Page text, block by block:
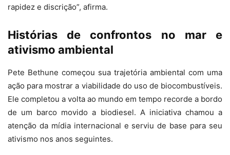
rapidez e discrição”, afirma.
Histórias de confrontos no mar e
ativismo ambiental
Pete Bethune começou sua trajetória ambiental com uma
ação para mostrar a viabilidade do uso de biocombustíveis.
Ele completou a volta ao mundo em tempo recorde a bordo
de um barco movido a biodiesel. A iniciativa chamou a
atenção da mídia internacional e serviu de base para seu
ativismo nos anos seguintes.